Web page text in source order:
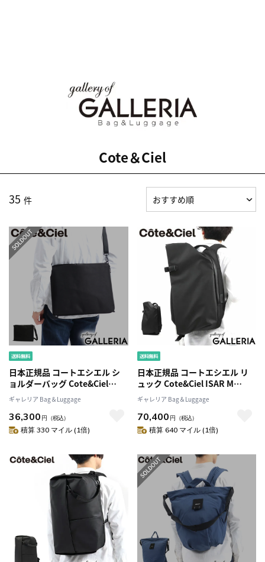
Cote＆Ciel
35 件
日本正規品 コートエシエル シ
ョルダーバッグ Cote&Ciel
3WAY バッグ Inn L Sleek 斜め
がけバッグ A4 肩掛け 軽量 2層
PC収納 ビジネス 通勤 通勤バッ
グ メンズ レディース 28908
ギャレリア Bag＆Luggage
36,300 円 （税込）
積算 330 マイル (1倍)
日本正規品 コートエシエル リ
ュック Cote&Ciel ISAR M
Obsidian イザール リュックサ
ック 通勤 通学 A4 B4 大容量 2層
ノートPC 撥水 メンズ レディー
ス 28620
ギャレリア Bag＆Luggage
70,400 円 （税込）
積算 640 マイル (1倍)